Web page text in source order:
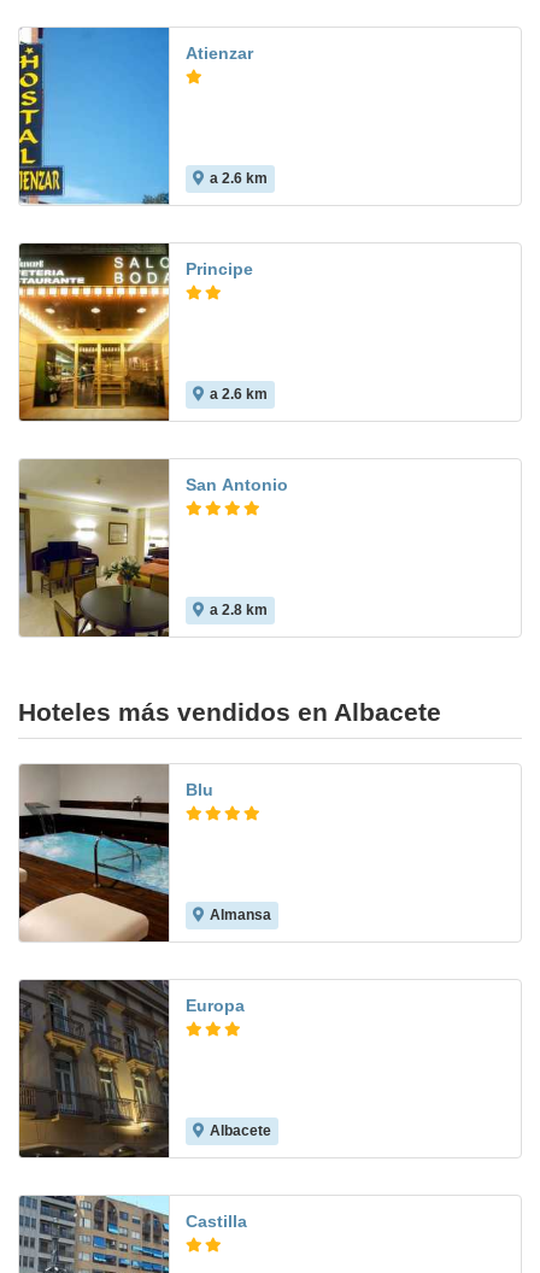
Atienzar
a 2.6 km
Principe
a 2.6 km
San Antonio
a 2.8 km
Hoteles más vendidos en Albacete
Blu
Almansa
Europa
Albacete
Castilla